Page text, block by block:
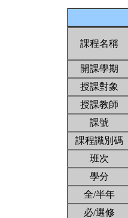
課程名稱
開課學期
授課對象
授課教師
課號
課程識別碼
班次
學分
全/半年
必/選修